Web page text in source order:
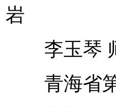
岩
李玉琴
青海省